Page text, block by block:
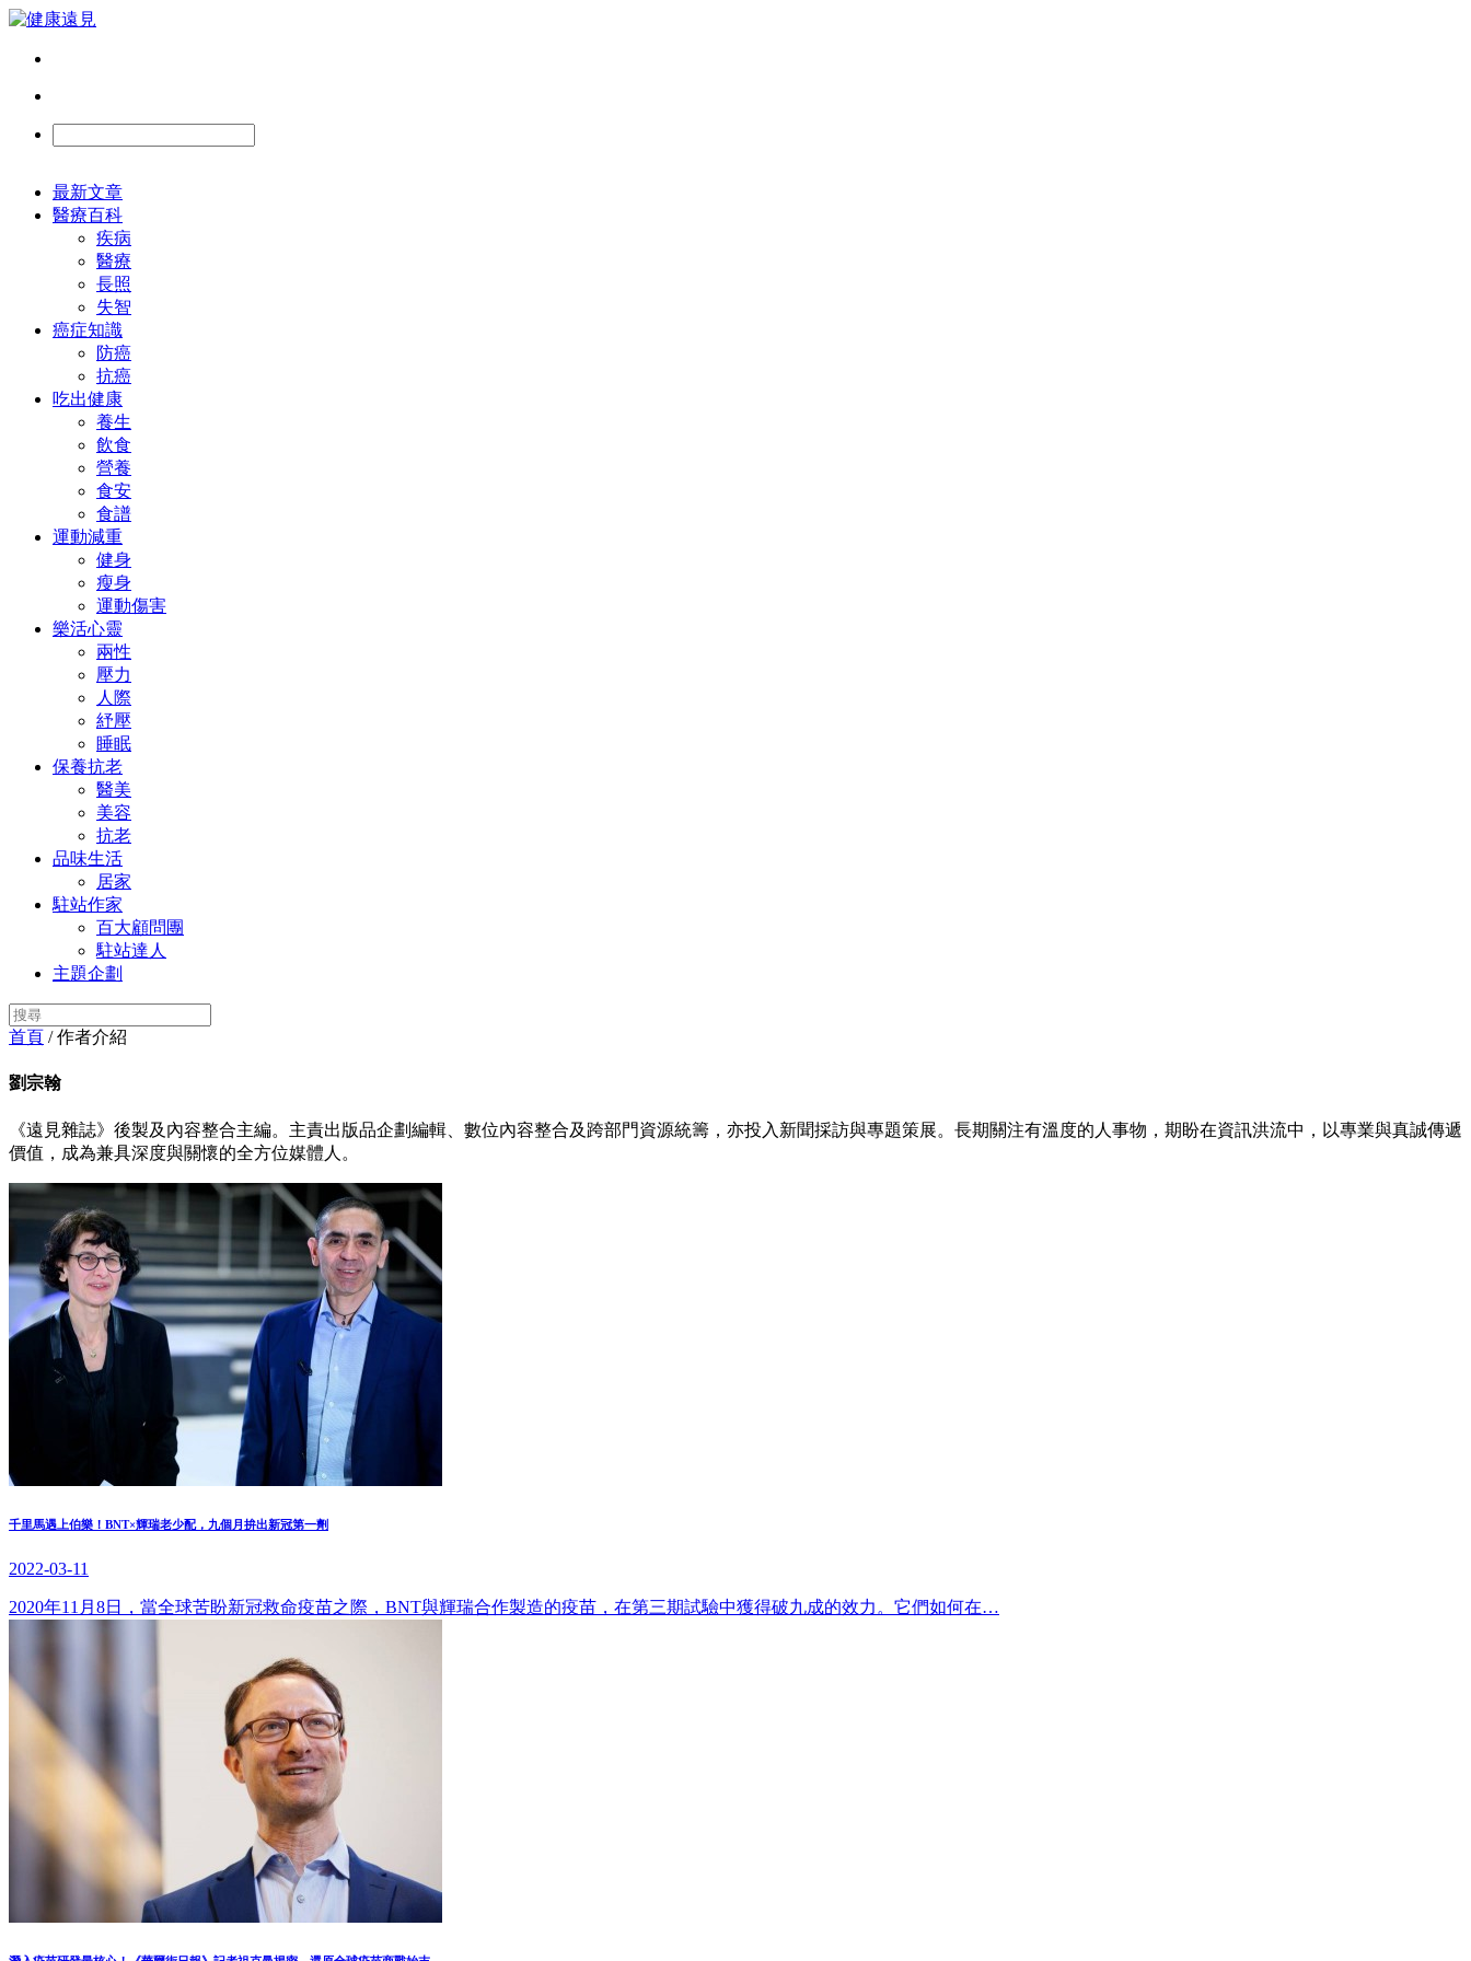
最新文章
醫療百科
疾病
醫療
長照
失智
癌症知識
防癌
抗癌
吃出健康
養生
飲食
營養
食安
食譜
運動減重
健身
瘦身
運動傷害
樂活心靈
兩性
壓力
人際
紓壓
睡眠
保養抗老
醫美
美容
抗老
品味生活
居家
駐站作家
百大顧問團
駐站達人
主題企劃
首頁 / 作者介紹
劉宗翰
《遠見雜誌》後製及內容整合主編。主責出版品企劃編輯、數位內容整合及跨部門資源統籌，亦投入新聞採訪與專題策展。長期關注有溫度的人事物，期盼在資訊洪流中，以專業與真誠傳遞
價值，成為兼具深度與關懷的全方位媒體人。
千里馬遇上伯樂！BNT×輝瑞老少配，九個月拚出新冠第一劑
2022-03-11
2020年11月8日，當全球苦盼新冠救命疫苗之際，BNT與輝瑞合作製造的疫苗，在第三期試驗中獲得破九成的效力。它們如何在…